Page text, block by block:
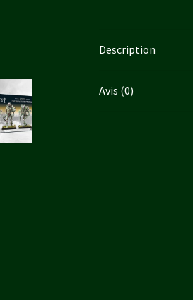
Description
Avis (0)